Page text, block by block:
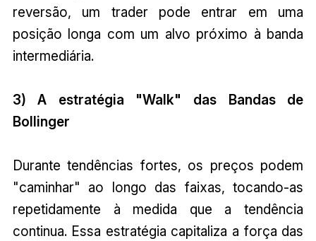
reversão, um trader pode entrar em uma
posição longa com um alvo próximo à banda
intermediária.
3) A estratégia "Walk" das Bandas de
Bollinger
Durante tendências fortes, os preços podem
"caminhar" ao longo das faixas, tocando-as
repetidamente à medida que a tendência
continua. Essa estratégia capitaliza a força das